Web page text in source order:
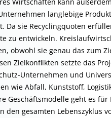
langlebige
Da sie Recyclingquoten
zu entwickeln.
obwohl sie genau das zum
Zielkonflikten setzte das
Unternehmen und
wie Abfall, Kunststoff,
Geschäftsmodelle geht es
den gesamten Lebenszyklus